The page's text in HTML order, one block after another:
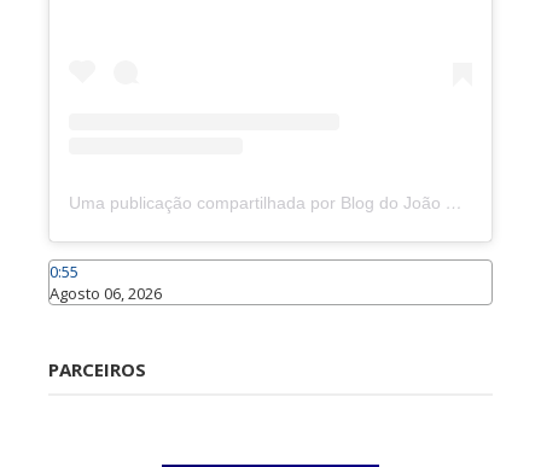
Uma publicação compartilhada por Blog do João Marcolino (@joaomarcolinoneto)
0:55
Agosto 06, 2026
PARCEIROS